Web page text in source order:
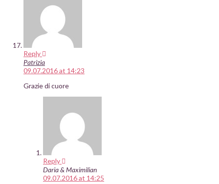
Reply
Patrizia
09.07.2016 at 14:23
Grazie di cuore
Reply
Daria & Maximilian
09.07.2016 at 14:25